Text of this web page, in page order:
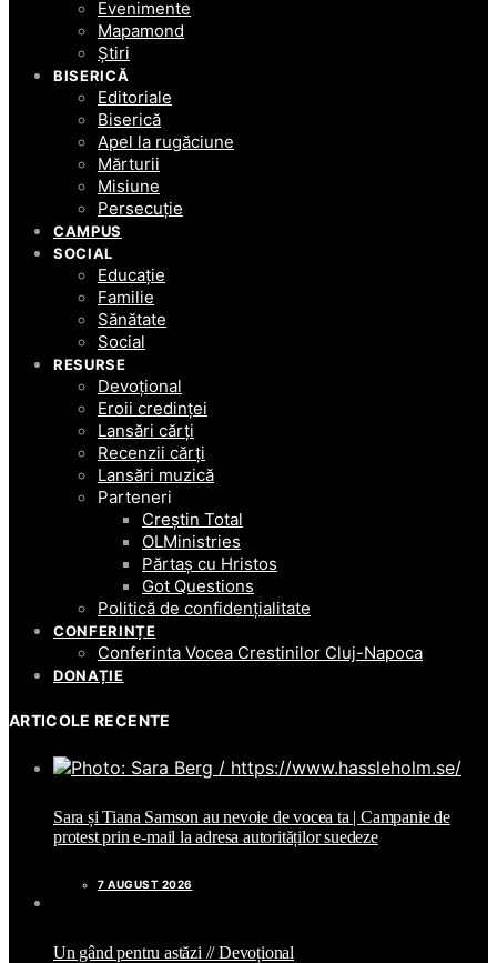
Evenimente
Mapamond
Știri
BISERICĂ
Editoriale
Biserică
Apel la rugăciune
Mărturii
Misiune
Persecuție
CAMPUS
SOCIAL
Educație
Familie
Sănătate
Social
RESURSE
Devoțional
Eroii credinței
Lansări cărți
Recenzii cărți
Lansări muzică
Parteneri
Creștin Total
OLMinistries
Părtaș cu Hristos
Got Questions
Politică de confidențialitate
CONFERINȚE
Conferinta Vocea Crestinilor Cluj-Napoca
DONAȚIE
ARTICOLE RECENTE
Sara și Tiana Samson au nevoie de vocea ta | Campanie de
protest prin e-mail la adresa autorităților suedeze
7 AUGUST 2026
Un gând pentru astăzi // Devoțional